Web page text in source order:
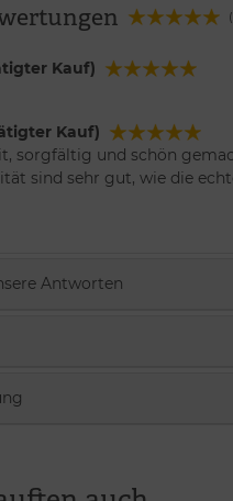
Kauf)
Kauf)
sorgfältig und schön
sind sehr gut, wie die
Antworten